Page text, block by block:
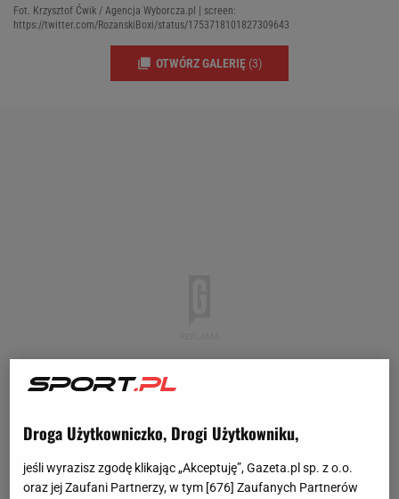
Fot. Krzysztof Ćwik / Agencja Wyborcza.pl | screen:
https://twitter.com/RozanskiBoxi/status/1753718101827309643
OTWÓRZ GALERIĘ (3)
Droga Użytkowniczko, Drogi Użytkowniku,
jeśli wyrazisz zgodę klikając „Akceptuję”, Gazeta.pl sp. z o.o.
oraz jej Zaufani Partnerzy, w tym [676] Zaufanych Partnerów